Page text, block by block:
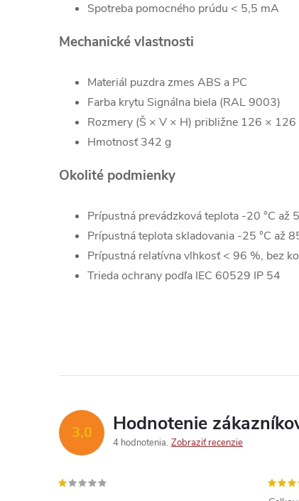
Spotreba pomocného prúdu < 5,5 mA
Mechanické vlastnosti
Materiál puzdra zmes ABS a PC
Farba krytu Signálna biela (RAL 9003)
Rozmery (Š × V × H) približne 126 ×
Hmotnosť 342 g
Okolité podmienky
Prípustná prevádzková teplota -20 °C až
Prípustná teplota skladovania -25 °C až
Prípustná relatívna vlhkosť < 96 %, bez
Trieda ochrany podľa IEC 60529 IP 54
3,0 Hodnotenie
4 hodnotenia Zobraziť recenzie